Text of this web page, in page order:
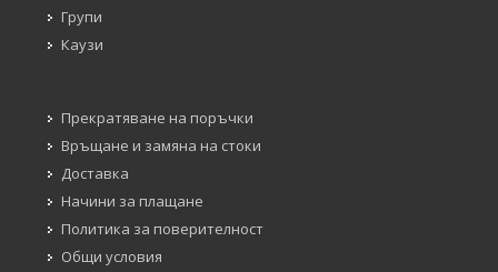
Групи
Каузи
Прекратяване на поръчки
Връщане и замяна на стоки
Доставка
Начини за плащане
Политика за поверителност
Общи условия